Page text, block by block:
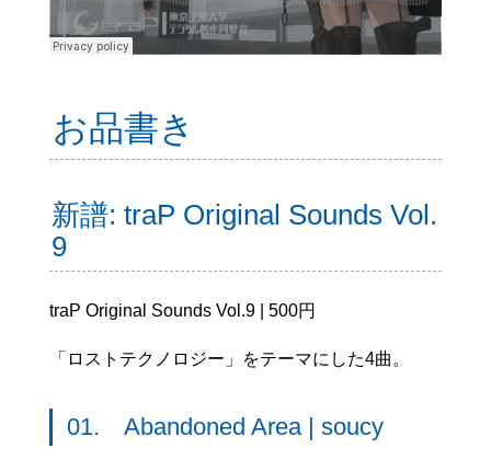
お品書き
新譜: traP Original Sounds Vol.
9
traP Original Sounds Vol.9 | 500円
「ロストテクノロジー」をテーマにした4曲。
01. Abandoned Area | soucy